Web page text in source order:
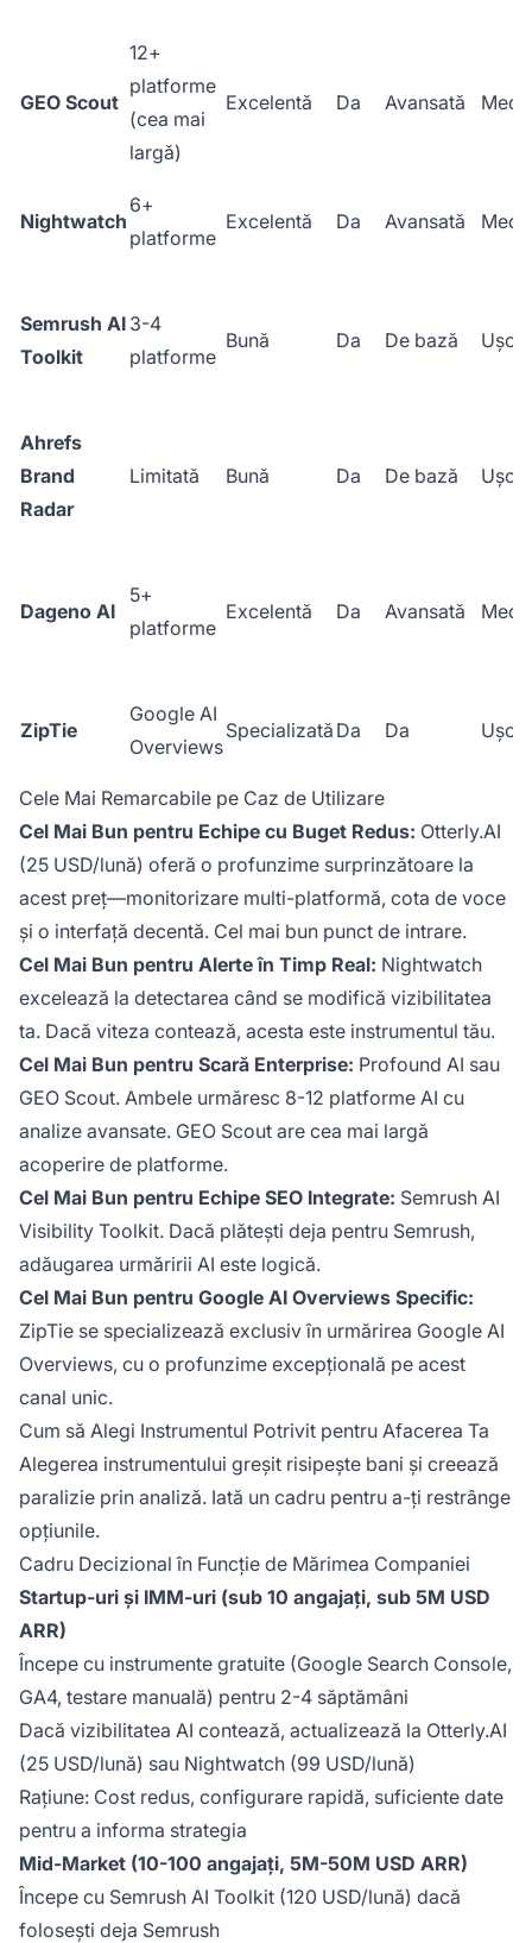
GEO Scout
12+
platforme
(cea mai
largă)
Excelentă Da Avansată
Nightwatch
6+
platforme
Excelentă Da Avansată
Semrush AI
Toolkit
3-4
platforme
Bună Da De bază
Ahrefs
Brand
Radar
Limitată Bună Da De bază
Dageno AI
5+
platforme
Excelentă Da Avansată
ZipTie
Google AI
Overviews
Specializată Da Da
Cele Mai Remarcabile pe Caz de Utilizare
Cel Mai Bun pentru Echipe cu Buget Redus: Otterly.AI
(25 USD/lună) oferă o profunzime surprinzătoare la
acest preț—monitorizare multi-platformă, cota de voce
și o interfață decentă. Cel mai bun punct de intrare.
Cel Mai Bun pentru Alerte în Timp Real: Nightwatch
excelează la detectarea când se modifică vizibilitatea
ta. Dacă viteza contează, acesta este instrumentul tău.
Cel Mai Bun pentru Scară Enterprise: Profound AI sau
GEO Scout. Ambele urmăresc 8-12 platforme AI cu
analize avansate. GEO Scout are cea mai largă
acoperire de platforme.
Cel Mai Bun pentru Echipe SEO Integrate: Semrush AI
Visibility Toolkit. Dacă plătești deja pentru Semrush,
adăugarea urmăririi AI este logică.
Cel Mai Bun pentru Google AI Overviews Specific:
ZipTie se specializează exclusiv în urmărirea Google AI
Overviews, cu o profunzime excepțională pe acest
canal unic.
Cum să Alegi Instrumentul Potrivit pentru Afacerea Ta
Alegerea instrumentului greșit risipește bani și creează
paralizie prin analiză. Iată un cadru pentru a-ți restrânge
opțiunile.
Cadru Decizional în Funcție de Mărimea Companiei
Startup-uri și IMM-uri (sub 10 angajați, sub 5M USD
ARR)
Începe cu instrumente gratuite (Google Search Console,
GA4, testare manuală) pentru 2-4 săptămâni
Dacă vizibilitatea AI contează, actualizează la Otterly.AI
(25 USD/lună) sau Nightwatch (99 USD/lună)
Rațiune: Cost redus, configurare rapidă, suficiente date
pentru a informa strategia
Mid-Market (10-100 angajați, 5M-50M USD ARR)
Începe cu Semrush AI Toolkit (120 USD/lună) dacă
folosești deja Semrush